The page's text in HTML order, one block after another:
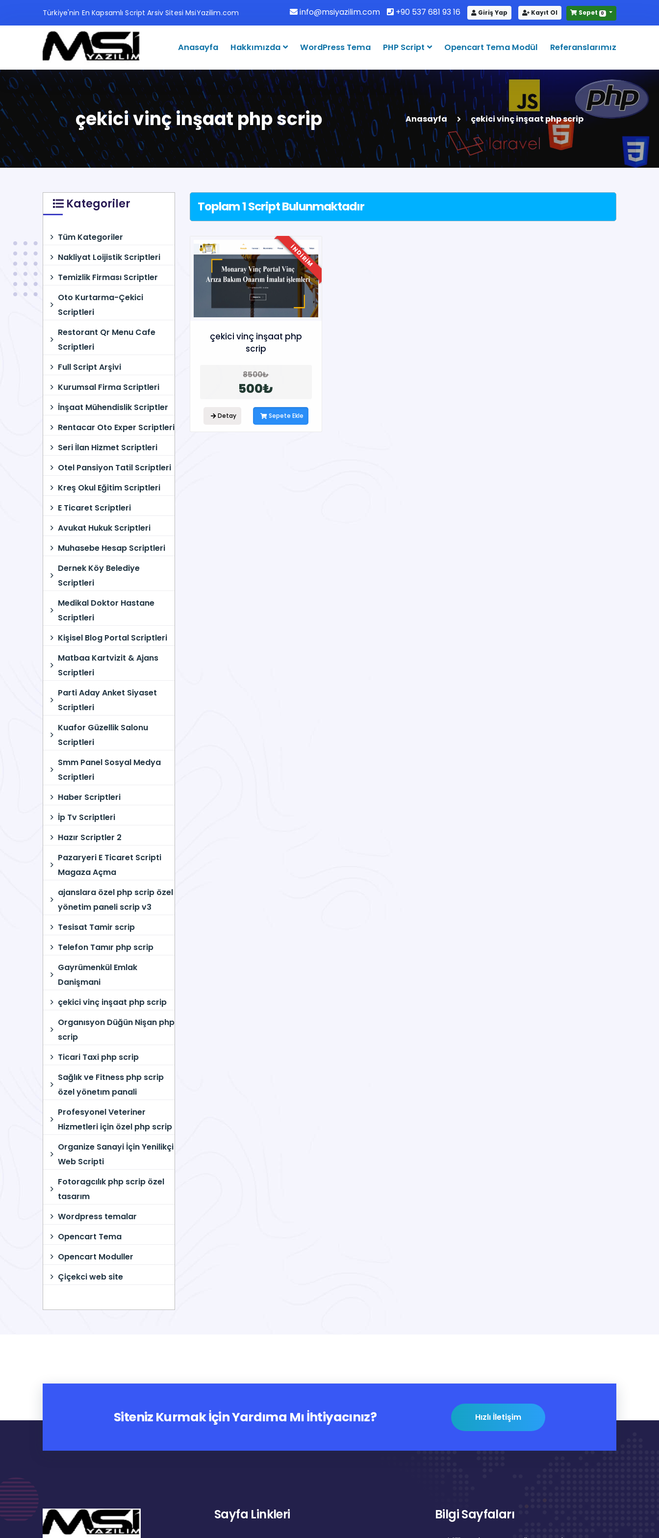
Türkiye'nin En Kapsamlı Script Arsiv Sitesi MsiYazilim.com info@msiyazilim.com +90 537 681 93 16 Giriş Yap Kayıt Ol Sepet 0
Anasayfa Hakkımızda WordPress Tema PHP Script Opencart Tema Modül Referanslarımız
çekici vinç inşaat php scrip Anasayfa çekici vinç inşaat php scrip
Kategoriler
Tüm Kategoriler
Nakliyat Loijistik Scriptleri
Temizlik Firması Scriptler
Oto Kurtarma-Çekici
Scriptleri
Restorant Qr Menu Cafe
Scriptleri
Full Script Arşivi
Kurumsal Firma Scriptleri
İnşaat Mühendislik Scriptler
Rentacar Oto Exper Scriptleri
Seri İlan Hizmet Scriptleri
Otel Pansiyon Tatil Scriptleri
Kreş Okul Eğitim Scriptleri
E Ticaret Scriptleri
Avukat Hukuk Scriptleri
Muhasebe Hesap Scriptleri
Dernek Köy Belediye
Scriptleri
Medikal Doktor Hastane
Scriptleri
Kişisel Blog Portal Scriptleri
Matbaa Kartvizit & Ajans
Scriptleri
Parti Aday Anket Siyaset
Scriptleri
Kuafor Güzellik Salonu
Scriptleri
Smm Panel Sosyal Medya
Scriptleri
Haber Scriptleri
İp Tv Scriptleri
Hazır Scriptler 2
Pazaryeri E Ticaret Scripti
Magaza Açma
ajanslara özel php scrip özel
yönetim paneli scrip v3
Tesisat Tamir scrip
Telefon Tamır php scrip
Gayrümenkül Emlak
Danişmani
çekici vinç inşaat php scrip
Organısyon Düğün Nişan php
scrip
Ticari Taxi php scrip
Sağlık ve Fitness php scrip
özel yönetım panali
Profesyonel Veteriner
Hizmetleri için özel php scrip
Organize Sanayi İçin Yenilikçi
Web Scripti
Fotoragcılık php scrip özel
tasarım
Wordpress temalar
Opencart Tema
Opencart Moduller
Çiçekci web site
Toplam 1 Script Bulunmaktadır
INDIRIM
çekici vinç inşaat php
scrip
8500₺
500₺
Detay Sepete Ekle
Siteniz Kurmak İçin Yardıma Mı İhtiyacınız? Hızlı İletişim
Sayfa Linkleri Bilgi Sayfaları